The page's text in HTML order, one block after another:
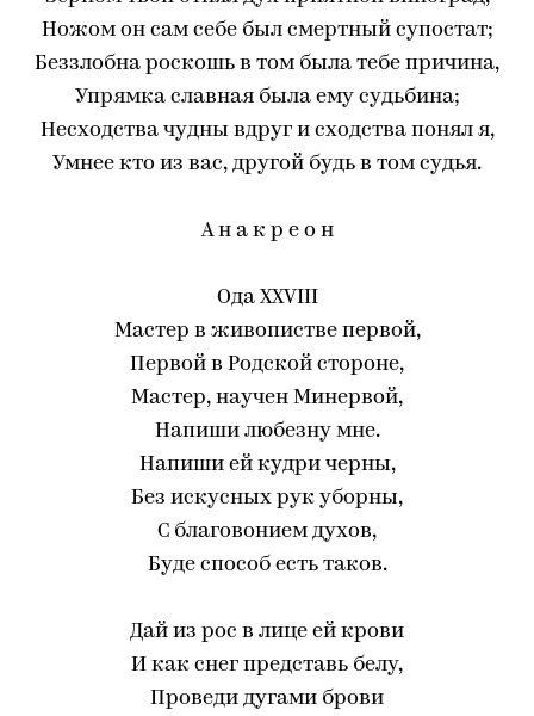
Ножом он сам себе был смертный супостат;
Беззлобна роскошь в том была тебе причина,
Упрямка славная была ему судьбина;
Несходства чудны вдруг и сходства понял я,
Умнее кто из вас, другой будь в том судья.
А н а к р е о н
Ода XXVIII
Мастер в живопистве первой,
Первой в Родской стороне,
Мастер, научен Минервой,
Напиши любезну мне.
Напиши ей кудри черны,
Без искусных рук уборны,
С благовонием духов,
Буде способ есть таков.
Дай из рос в лице ей крови
И как снег представь белу,
Проведи дугами брови